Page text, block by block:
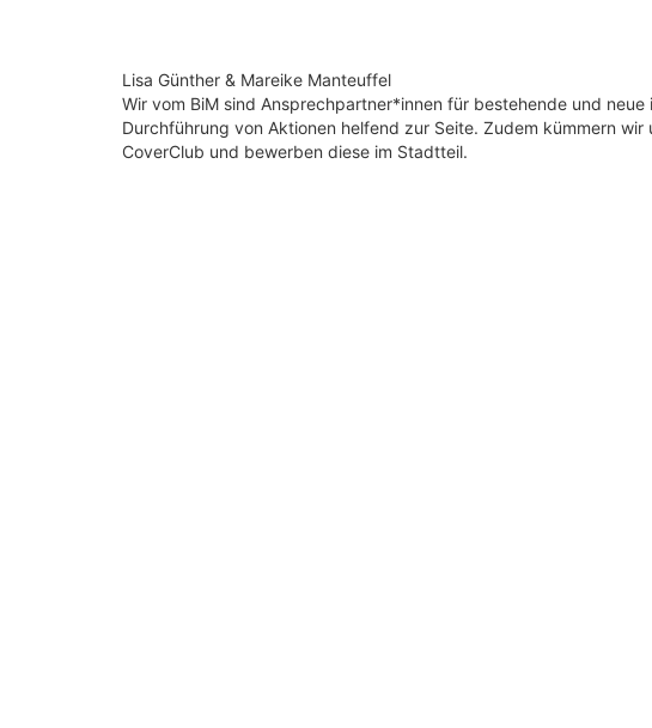
Lisa Günther & Mareike Manteuffel
Wir vom BiM sind Ansprechpartner*innen für bestehende und
Durchführung von Aktionen helfend zur Seite. Zudem kümmern
CoverClub und bewerben diese im Stadtteil.